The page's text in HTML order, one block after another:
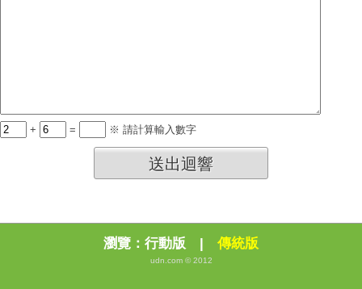
+ = ※ 請計算輸入數字
送出迴響
瀏覽： 行動版 | 傳統版
udn.com © 2012